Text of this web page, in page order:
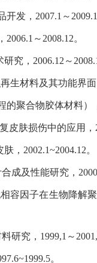
发，2007.1～
～2008.12。
究，2006.12～
材料及其功能界面
聚合物胶体材料），
肤损伤中的应用，
，2002.1~2004.12。
及性能研究，
容因子在生物降解
究，1999,1～
。